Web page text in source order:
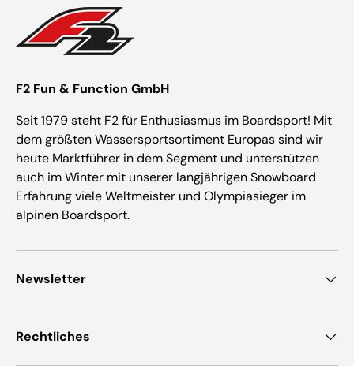
F2 Fun & Function GmbH
Seit 1979 steht F2 für Enthusiasmus im Boardsport! Mit
dem größten Wassersportsortiment Europas sind wir
heute Marktführer in dem Segment und unterstützen
auch im Winter mit unserer langjährigen Snowboard
Erfahrung viele Weltmeister und Olympiasieger im
alpinen Boardsport.
Newsletter
Rechtliches